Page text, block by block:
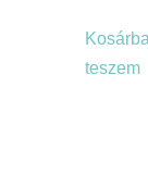
Kosárba
teszem